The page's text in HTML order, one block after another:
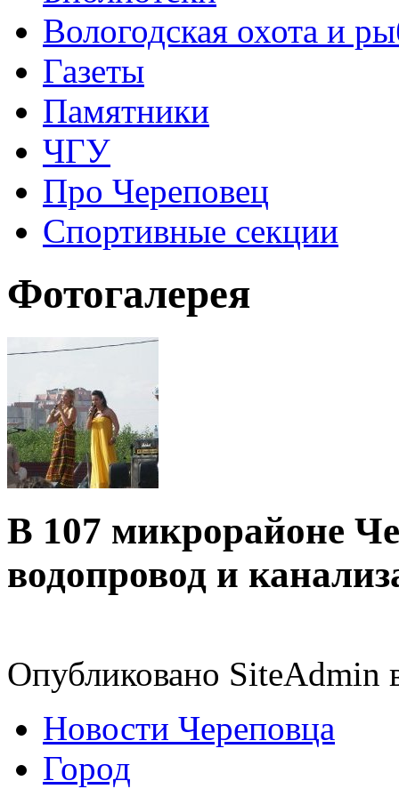
Вологодская охота и
Газеты
Памятники
ЧГУ
Про Череповец
Спортивные секции
Фотогалерея
В 107 микрорайоне
водопровод и
Опубликовано SiteAdmin
Новости Череповца
Город